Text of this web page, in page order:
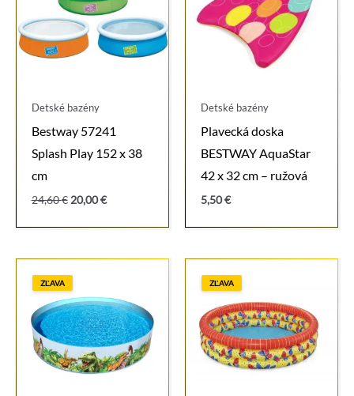
Detské bazény
Bestway 57241
Splash Play 152 x 38
cm
24,60€ Pôvodná
bola:
20,00€Aktuálna
je:
Detské bazény
Plavecká doska
BESTWAY AquaStar
42 x 32 cm – ružová
5,50€
ZĽAVA ZĽAVA